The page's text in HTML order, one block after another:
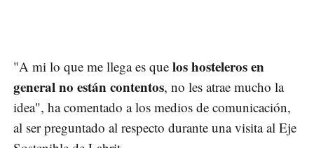
"A mi lo que me llega es que los hosteleros en
general no están contentos, no les atrae mucho la
idea", ha comentado a los medios de comunicación,
al ser preguntado al respecto durante una visita al Eje